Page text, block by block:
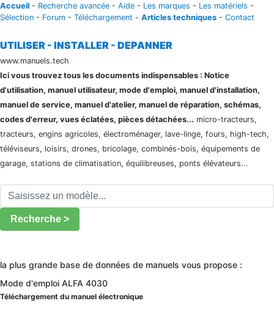
Accueil - Recherche avancée - Aide - Les marques - Les matériels -
Sélection - Forum - Téléchargement - Articles techniques - Contact
UTILISER - INSTALLER - DEPANNER
www.manuels.tech
Ici vous trouvez tous les documents indispensables : Notice
d'utilisation, manuel utilisateur, mode d'emploi, manuel d'installation,
manuel de service, manuel d'atelier, manuel de réparation, schémas,
codes d'erreur, vues éclatées, pièces détachées... micro-tracteurs,
tracteurs, engins agricoles, électroménager, lave-linge, fours, high-tech,
téléviseurs, loisirs, drones, bricolage, combinés-bois, équipements de
garage, stations de climatisation, équilibreuses, ponts élévateurs...
Recherche >
la plus grande base de données de manuels vous propose :
Mode d'emploi ALFA 4030
Téléchargement du manuel électronique